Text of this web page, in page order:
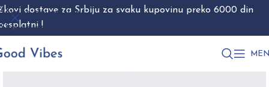
Skip to navigation
Skip to main content
dostave za Srbiju za svaku kupovinu preko 6000 din
!